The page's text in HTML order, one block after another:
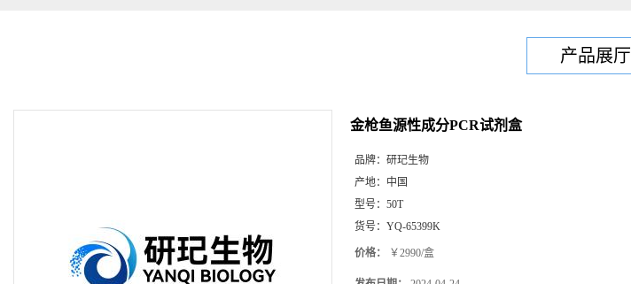
产品展厅
金枪鱼源性成分PCR试剂盒
品牌： 研玘生物
产地： 中国
型号： 50T
货号： YQ-65399K
价格： ￥2990/盒